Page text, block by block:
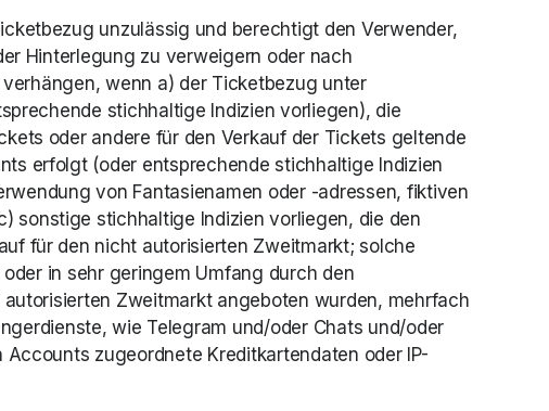
unzulässig und berechtigt den Verwender,
Hinterlegung zu verweigern oder nach
wenn a) der Ticketbezug unter
stichhaltige Indizien vorliegen), die
oder andere für den Verkauf der Tickets geltende
erfolgt (oder entsprechende stichhaltige Indizien
von Fantasienamen oder -adressen, fiktiven
sonstige stichhaltige Indizien vorliegen, die den
für den nicht autorisierten Zweitmarkt; solche
in sehr geringem Umfang durch den
Zweitmarkt angeboten wurden, mehrfach
wie Telegram und/oder Chats und/oder
zugeordnete Kreditkartendaten oder IP-